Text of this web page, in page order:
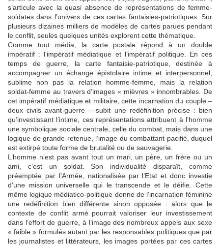
s’articule avec la quasi absence de représentations de femme-
soldates dans l’univers de ces cartes fantaisies-patriotiques. Sur
plusieurs dizaines milliers de modèles de cartes parues pendant
le conflit, seules quelques unités explorent cette thématique.
Comme tout média, la carte postale répond à un double
impératif : l’impératif médiatique et l’impératif politique. En ces
temps de guerre, la carte fantaisie-patriotique, destinée à
accompagner un échange épistolaire intime et interpersonnel,
sublime non pas la relation homme-femme, mais la relation
soldat-femme au travers d’images « mièvres » innombrables. De
cet impératif médiatique et militaire, cette incarnation du couple –
deux civils avant-guerre – subit une redéfinition précise : bien
qu’investissant l’intime, ces représentations attribuent à l’homme
une symbolique sociale centrale, celle du combat, mais dans une
logique de grande retenue, l’image du combattant pacifié, duquel
est extirpé toute forme de brutalité ou de sauvagerie.
L’homme n’est pas avant tout un mari, un père, un frère ou un
ami, c’est un soldat. Son individualité disparaît, comme
préemptée par l’Armée, nationalisée par l’Etat et donc investie
d’une mission universelle qui le transcende et le déifie. Cette
même logique médiatico-politique donne de l’incarnation féminine
une redéfinition bien différente sinon opposée : alors que le
contexte de conflit armé pourrait valoriser leur investissement
dans l’effort de guerre, à l’image des nombreux appels aux sexe
« faible » formulés autant par les responsables politiques que par
les journalistes et littérateurs, les images portées par ces cartes